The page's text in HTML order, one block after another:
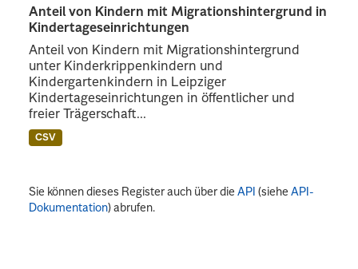
Anteil von Kindern mit Migrationshintergrund in
Kindertageseinrichtungen
Anteil von Kindern mit Migrationshintergrund
unter Kinderkrippenkindern und
Kindergartenkindern in Leipziger
Kindertageseinrichtungen in öffentlicher und
freier Trägerschaft...
CSV
Sie können dieses Register auch über dieAPI (sieheAPI-
Dokumentation) abrufen.